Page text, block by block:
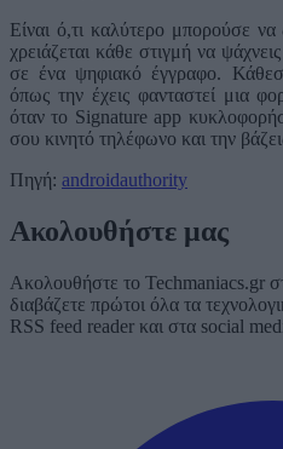
Είναι ό,τι καλύτερο μπορούσε
χρειάζεται κάθε στιγμή να
σε ένα ψηφιακό έγγραφο.
όπως την έχεις φανταστεί μια
όταν το Signature app
σου κινητό τηλέφωνο και την
Πηγή: androidauthority
Ακολουθήστε μας
Ακολουθήστε το Techmaniacs.gr
διαβάζετε πρώτοι όλα τα
RSS feed reader και στα social